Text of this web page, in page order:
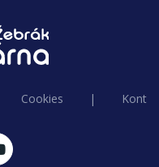
Cookies |